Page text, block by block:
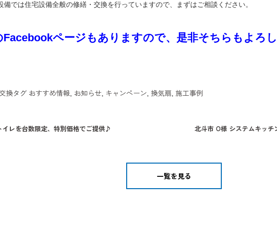
備では住宅設備全般の修繕・交換を行っていますので、まずはご相談ください。
Facebookページもありますので、是非そちらもよろ
換タグ おすすめ情報, お知らせ, キャンペーン, 換気扇,施工事例
イレを台数限定、特別価格でご提供♪ 北斗市 O様 システムキッチ
一覧を見る